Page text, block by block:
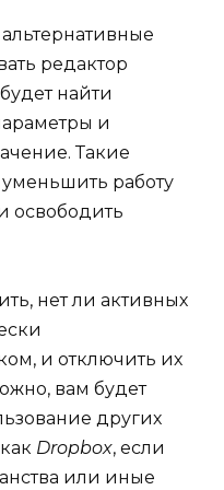
редактор
найти
и
Такие
работу
освободить
нет ли активных
и отключить их
вам будет
других
Dropbox, если
или иные